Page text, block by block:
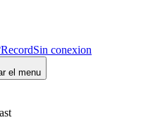
RecordSin conexion
el menu